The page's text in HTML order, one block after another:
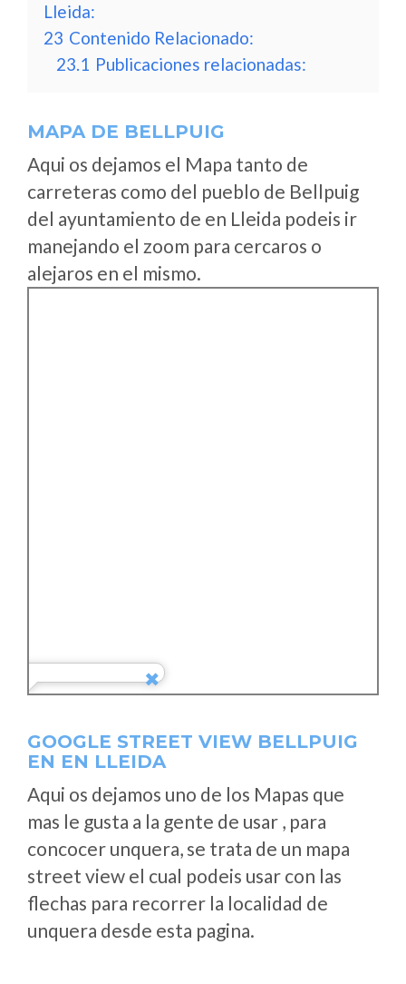
Lleida:
23 Contenido Relacionado:
23.1 Publicaciones relacionadas:
MAPA DE BELLPUIG
Aqui os dejamos el Mapa tanto de
carreteras como del pueblo de Bellpuig
del ayuntamiento de en Lleida podeis ir
manejando el zoom para cercaros o
alejaros en el mismo.
GOOGLE STREET VIEW BELLPUIG
EN EN LLEIDA
Aqui os dejamos uno de los Mapas que
mas le gusta a la gente de usar , para
concocer unquera, se trata de un mapa
street view el cual podeis usar con las
flechas para recorrer la localidad de
unquera desde esta pagina.